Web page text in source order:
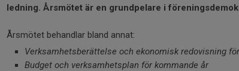
ledning. Årsmötet är en grundpelare i
Årsmötet behandlar bland annat:
Verksamhetsberättelse och ekonomisk redovisning
Budget och verksamhetsplan för kommande år